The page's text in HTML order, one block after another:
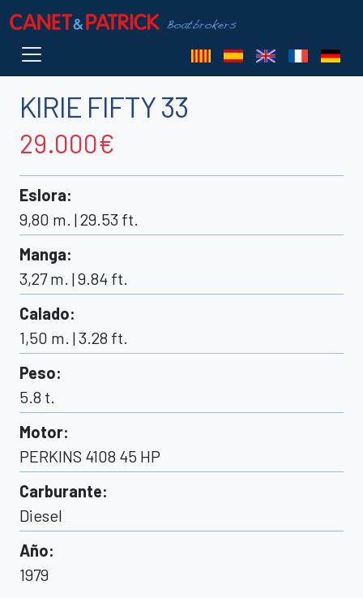
KIRIE FIFTY 33
29.000€
Eslora:
9,80 m. | 29.53 ft.
Manga:
3,27 m. | 9.84 ft.
Calado:
1,50 m. | 3.28 ft.
Peso:
5.8 t.
Motor:
PERKINS 4108 45 HP
Carburante:
Diesel
Año:
1979